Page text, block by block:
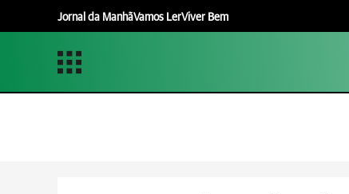
Jornal da ManhãVamos LerViver Bem